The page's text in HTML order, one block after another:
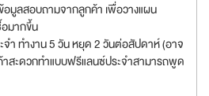
อมูลสอบถามจากลูกค้า เพื่อวางแผน
มากขึ้น
ำ ทำงาน 5 วัน หยุด 2 วันต่อสัปดาห์ (อาจ
สะดวกทำแบบฟรีแลนซ์ประจำสามารถพูด